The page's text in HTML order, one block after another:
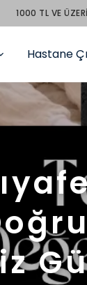
PEŞİN
Hastane